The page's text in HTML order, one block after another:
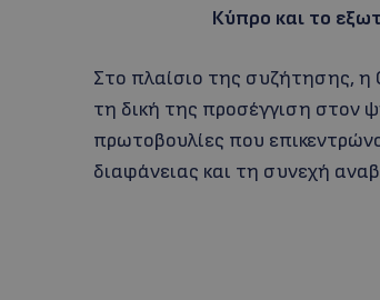
Κύπρο και το
Στο πλαίσιο της συζήτησης, η
τη δική της προσέγγιση στον
πρωτοβουλίες που
διαφάνειας και τη συνεχή